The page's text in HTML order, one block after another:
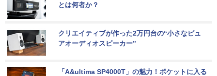
とは何者か？
クリエイティブが作った2万円台の“小さなピュ
アオーディオスピーカー”
「A&ultima SP4000T」の魅力！ポケットに入る